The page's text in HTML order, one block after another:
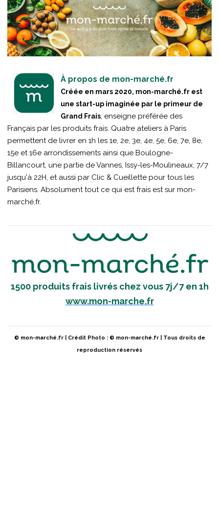
À propos de mon-marché.fr
Créée en mars 2020, mon-marché.fr est
une start-up imaginée par le primeur de
Grand Frais, enseigne préférée des
Français par les produits frais. Quatre ateliers à Paris
permettent de livrer en 1h les 1e, 2e, 3e, 4e, 5e, 6e, 7e, 8e,
15e et 16e arrondissements ainsi que Boulogne-
Billancourt, une partie de Vannes, Issy-les-Moulineaux, 7/7
jusqu'à 22H, et aussi par Clic & Cueillette pour tous les
Parisiens. Absolument tout ce qui est frais est sur mon-
marché.fr.
1500 produits frais livrés chez vous 7j/7 en 1h
www.mon-marche.fr
© mon-marché.fr | Crédit Photo : © mon-marché.fr | Tous droits de
reproduction réservés